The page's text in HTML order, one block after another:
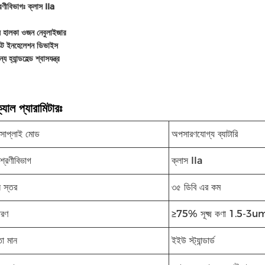
ক্লাস IIa
ওজন নেবুলাইজার
ইনহেলেশন ডিভাইস
হ্যান্ডহেল্ড শ্বাসযন্ত্র
প্যারামিটারঃ
মোড অপসারণযোগ্য ব্যাটারি
ক্লাস IIa
স্তর ৩৫ ডিবি এর কম
≥75% সূক্ষ্ম কণা 1.5-
মান ইইউ স্ট্যান্ডার্ড